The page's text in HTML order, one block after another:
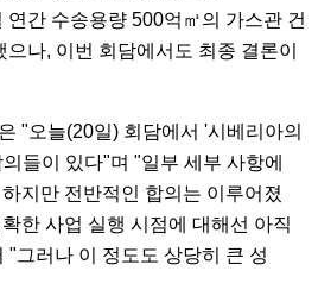
간 수송용량 500억㎥의 가스관 건
나, 이번 회담에서도 최종 결론이
"오늘(20일) 회담에서 '시베리아의
들이 있다"며 "일부 세부 사항에
지만 전반적인 합의는 이루어졌
한 사업 실행 시점에 대해선 아직
"그러나 이 정도도 상당히 큰 성